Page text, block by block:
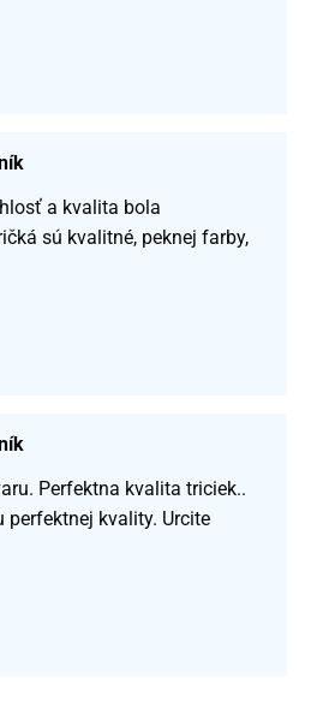
a kvalita bola
sú kvalitné, peknej farby,
Perfektna kvalita triciek..
perfektnej kvality. Urcite